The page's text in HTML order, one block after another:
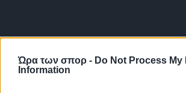
Ώρα των σπορ - Do Not Process My
Information